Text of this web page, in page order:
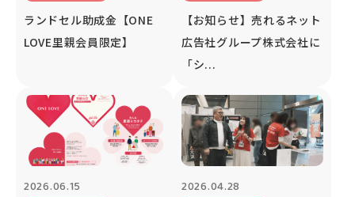
ランドセル助成金【ONE
LOVE里親会員限定】
【お知らせ】売れるネット
広告社グループ株式会社に
「シ...
2026.06.15 2026.04.28